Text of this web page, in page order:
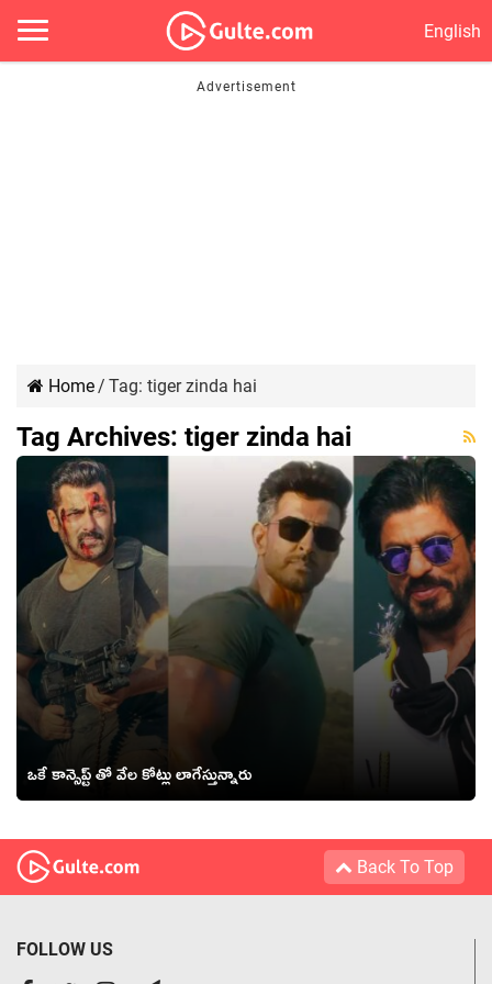
English
Home/ Tag: tiger zinda hai
Tag Archives: tiger zinda hai
ఒకే కాన్సెప్ట్ తో వేల కోట్లు లాగేస్తున్నారు
Back To Top
FOLLOW US